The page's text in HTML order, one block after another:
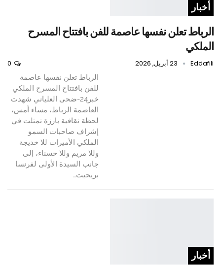
أخبار
الرباط تعلن نفسها عاصمة للفن بافتتاح المسرح
الملكي
Eddafili 23 أبريل, 2026
الرباط تعلن نفسها عاصمة
للفن بافتتاح المسرح الملكي
خبر24-ضحى العلياني شهدت
العاصمة الرباط، مساء أمس،
لحظة ثقافية بارزة تمثلت في
إشراف صاحبات السمو
الملكي الأميرات للا خديجة
وللا مريم وللا حسناء، إلى
جانب السيدة الأولى لفرنسا
بريجيت…
أخبار